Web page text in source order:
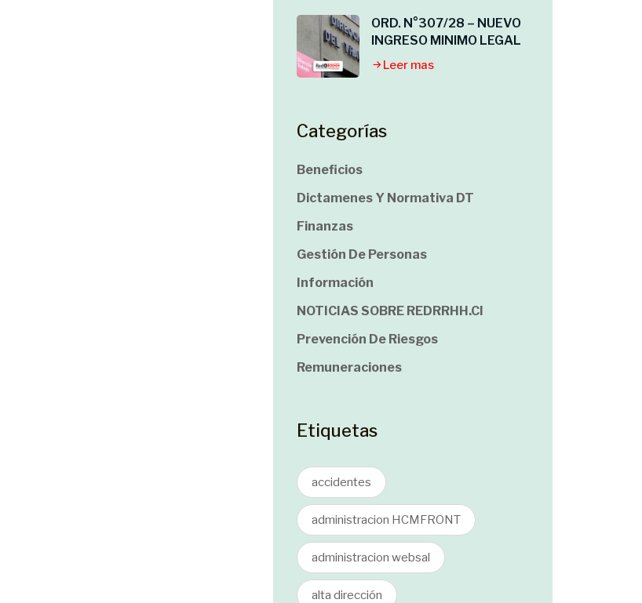
ORD. N°307/28 – NUEVO
INGRESO MINIMO LEGAL
Leer mas
Categorías
Beneficios
Dictamenes Y Normativa DT
Finanzas
Gestión De Personas
Información
NOTICIAS SOBRE REDRRHH.cl
Prevención De Riesgos
Remuneraciones
Etiquetas
accidentes
administracion HCMFRONT
administracion websal
alta dirección